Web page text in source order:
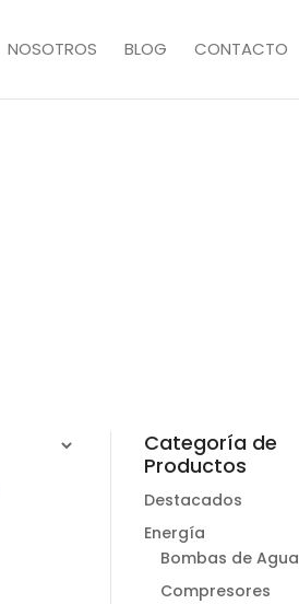
NOSOTROS BLOG CONTACTO
Categoría de
Productos
Destacados
Energía
Bombas de Agua
Compresores